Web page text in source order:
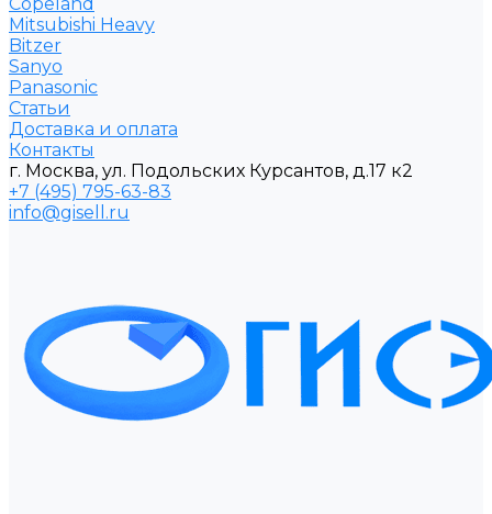
Mitsubishi Heavy
Bitzer
Sanyo
Рanasonic
Статьи
Доставка и оплата
Контакты
г. Москва, ул. Подольских Курсантов, д.17 к2
+7 (495) 795-63-83
info@gisell.ru